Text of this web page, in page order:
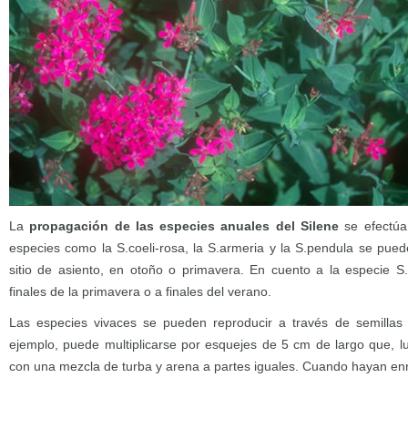
La propagación de las especies anuales del Silene se
especies como la S.coeli-rosa, la S.armeria y la S.pendula se
sitio de asiento, en otoño o primavera. En cuento a la especie
finales de la primavera o a finales del verano.
Las especies vivaces se pueden reproducir a través de
ejemplo, puede multiplicarse por esquejes de 5 cm de largo que,
con una mezcla de turba y arena a partes iguales. Cuando hayan